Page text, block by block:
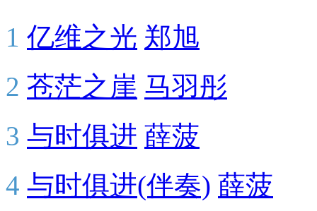
1 亿维之光 郑旭
2 苍茫之崖 马羽彤
3 与时俱进 薛菠
4 与时俱进(伴奏) 薛菠